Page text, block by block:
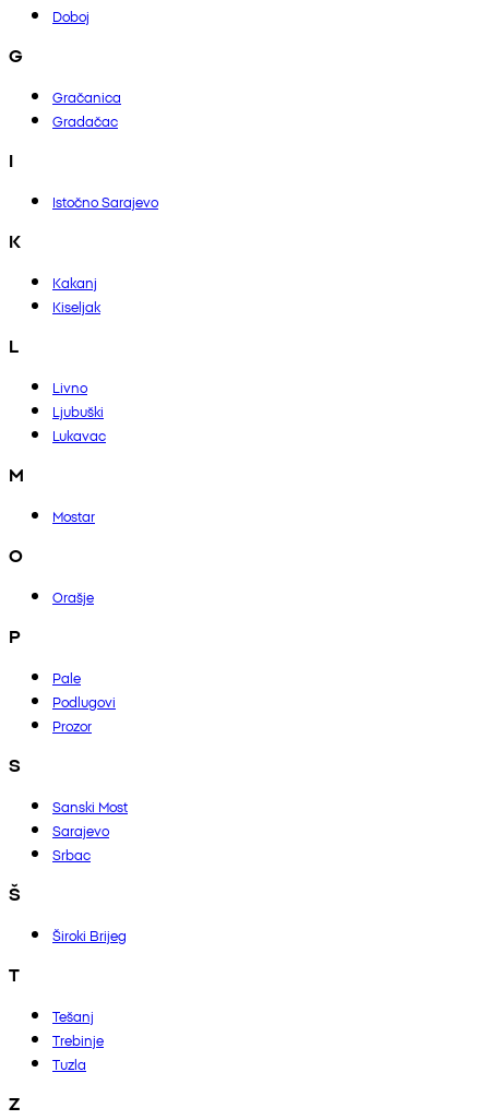
Doboj
G
Gračanica
Gradačac
I
Istočno Sarajevo
K
Kakanj
Kiseljak
L
Livno
Ljubuški
Lukavac
M
Mostar
O
Orašje
P
Pale
Podlugovi
Prozor
S
Sanski Most
Sarajevo
Srbac
Š
Široki Brijeg
T
Tešanj
Trebinje
Tuzla
Z